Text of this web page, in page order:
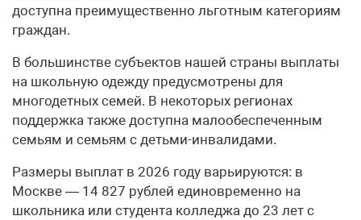
доступна преимущественно льготным категориям
граждан.
В большинстве субъектов нашей страны выплаты
на школьную одежду предусмотрены для
многодетных семей. В некоторых регионах
поддержка также доступна малообеспеченным
семьям и семьям с детьми-инвалидами.
Размеры выплат в 2026 году варьируются: в
Москве — 14 827 рублей единовременно на
школьника или студента колледжа до 23 лет с